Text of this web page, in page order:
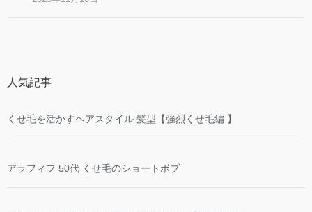
人気記事
くせ毛を活かすヘアスタイル 髪型【強烈くせ毛編 】
アラフィフ 50代 くせ毛のショートボブ